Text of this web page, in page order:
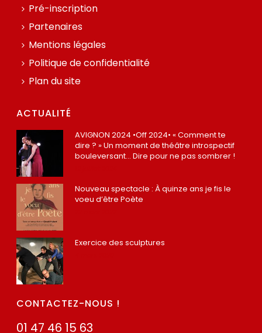
Pré-inscription
Partenaires
Mentions légales
Politique de confidentialité
Plan du site
ACTUALITÉ
AVIGNON 2024 •Off 2024• « Comment te
dire ? » Un moment de théâtre introspectif
bouleversant… Dire pour ne pas sombrer !
Nouveau spectacle : À quinze ans je fis le
voeu d’être Poète
Exercice des sculptures
CONTACTEZ-NOUS !
01 47 46 15 63